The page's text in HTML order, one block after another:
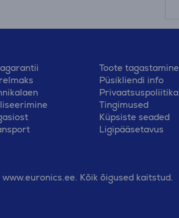
Toote tagastamine
Püsikliendi info
Privaatsuspoliitika
Tingimused
Küpsiste seaded
Ligipääsetavus
Kõik õigused kaitstud.